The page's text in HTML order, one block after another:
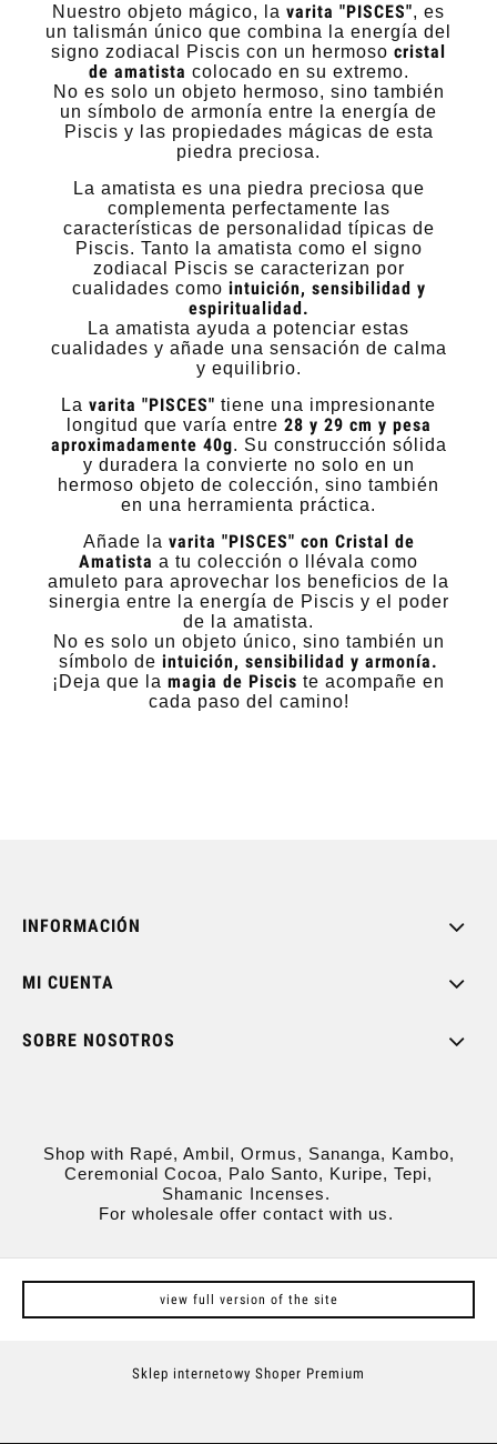
Nuestro objeto mágico, la varita "PISCES", es
un talismán único que combina la energía del
signo zodiacal Piscis con un hermoso cristal
de amatista colocado en su extremo.
No es solo un objeto hermoso, sino también
un símbolo de armonía entre la energía de
Piscis y las propiedades mágicas de esta
piedra preciosa.
La amatista es una piedra preciosa que
complementa perfectamente las
características de personalidad típicas de
Piscis. Tanto la amatista como el signo
zodiacal Piscis se caracterizan por
cualidades como intuición, sensibilidad y
espiritualidad.
La amatista ayuda a potenciar estas
cualidades y añade una sensación de calma
y equilibrio.
La varita "PISCES" tiene una impresionante
longitud que varía entre 28 y 29 cm y pesa
aproximadamente 40g. Su construcción sólida
y duradera la convierte no solo en un
hermoso objeto de colección, sino también
en una herramienta práctica.
Añade la varita "PISCES" con Cristal de
Amatista a tu colección o llévala como
amuleto para aprovechar los beneficios de la
sinergia entre la energía de Piscis y el poder
de la amatista.
No es solo un objeto único, sino también un
símbolo de intuición, sensibilidad y armonía.
¡Deja que la magia de Piscis te acompañe en
cada paso del camino!
INFORMACIÓN
MI CUENTA
SOBRE NOSOTROS
Shop with Rapé, Ambil, Ormus, Sananga, Kambo,
Ceremonial Cocoa, Palo Santo, Kuripe, Tepi,
Shamanic Incenses.
For wholesale offer contact with us.
view full version of the site
Sklep internetowy Shoper Premium